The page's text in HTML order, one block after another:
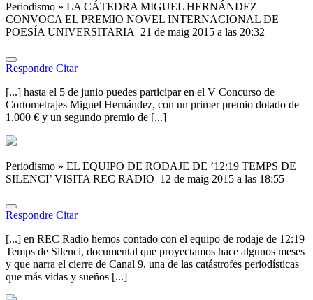
Periodismo » LA CÁTEDRA MIGUEL HERNÁNDEZ
CONVOCA EL PREMIO NOVEL INTERNACIONAL DE
POESÍA UNIVERSITARIA 21 de maig 2015 a las 20:32
Respondre Citar
[...] hasta el 5 de junio puedes participar en el V Concurso de
Cortometrajes Miguel Hernández, con un primer premio dotado de
1.000 € y un segundo premio de [...]
Periodismo » EL EQUIPO DE RODAJE DE ’12:19 TEMPS DE
SILENCI’ VISITA REC RADIO 12 de maig 2015 a las 18:55
Respondre Citar
[...] en REC Radio hemos contado con el equipo de rodaje de 12:19
Temps de Silenci, documental que proyectamos hace algunos meses
y que narra el cierre de Canal 9, una de las catástrofes periodísticas
que más vidas y sueños [...]